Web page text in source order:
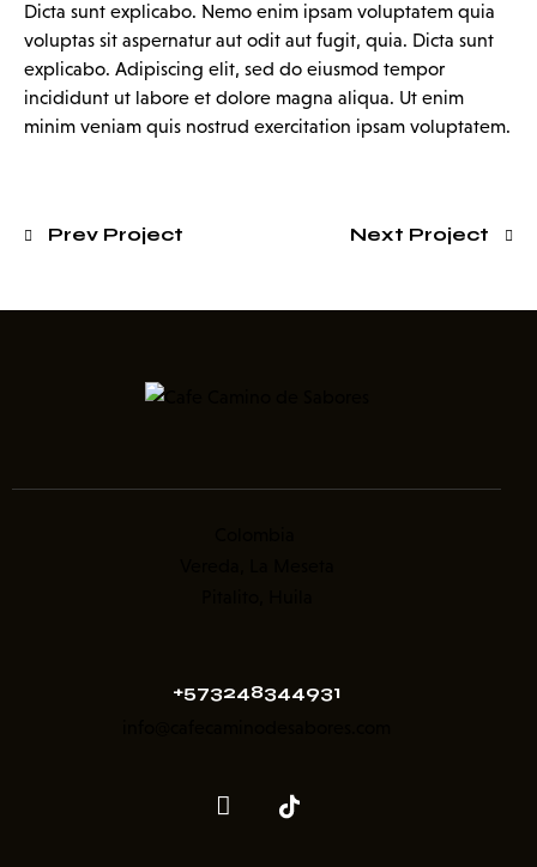
Dicta sunt explicabo. Nemo enim ipsam voluptatem quia
voluptas sit aspernatur aut odit aut fugit, quia. Dicta sunt
explicabo. Adipiscing elit, sed do eiusmod tempor
incididunt ut labore et dolore magna aliqua. Ut enim
minim veniam quis nostrud exercitation ipsam voluptatem.
Prev Project Next Project
+573248344931